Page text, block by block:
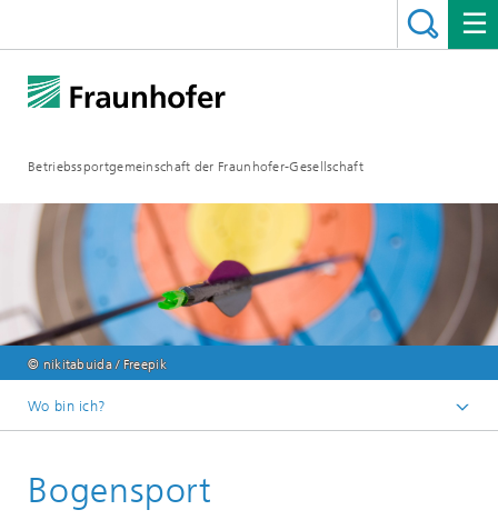
Betriebssportgemeinschaft der Fraunhofer-Gesellschaft
© nikitabuida / Freepik
Wo bin ich?
Bogensport